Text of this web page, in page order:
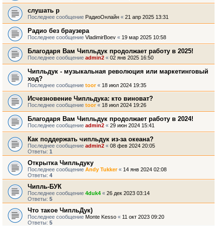
слушать р
Последнее сообщение РадиоОнлайн « 21 апр 2025 13:31
Радио без браузера
Последнее сообщение VladimirBoev « 19 мар 2025 10:58
Благодаря Вам Чипльдук продолжает работу в 2025!
Последнее сообщение admin2 « 02 янв 2025 16:50
Чипльдук - музыкальная революция или маркетинговый
ход?
Последнее сообщение toor« 18 июл 2024 19:35
Исчезновение Чипльдука: кто виноват?
Последнее сообщение toor « 18 июл 2024 19:26
Благодаря Вам Чипльдук продолжает работу в 2024!
Последнее сообщение admin2 « 29 июн 2024 15:41
Как поддержать чипльдук из-за океана?
Последнее сообщение admin2 « 08 фев 2024 20:05
Ответы: 1
Открытка Чипльдуку
Последнее сообщение Andy Tukker« 14 янв 2024 02:08
Ответы: 4
Чипль-БУК
Последнее сообщение 4duk4 « 26 дек 2023 03:14
Ответы: 5
Что такое ЧипльДук)
Последнее сообщение Monte Kesso « 11 окт 2023 09:20
Ответы: 5